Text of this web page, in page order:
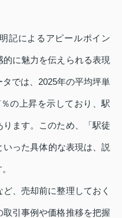
記によるアピールポイン
に魅力を伝えられる表現
では、2025年の平均坪単
の上昇を示しており、駅
ます。このため、「駅徒
った具体的な表現は、説
、売却前に整理しておく
引事例や価格推移を把握